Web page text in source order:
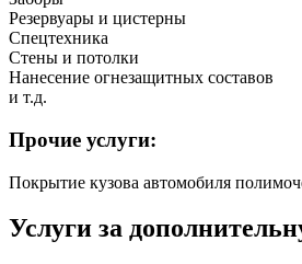
Резервуары и цистерны
Спецтехника
Стены и потолки
Нанесение огнезащитных составов
и т.д.
Прочие услуги:
Покрытие кузова автомобиля
Услуги за